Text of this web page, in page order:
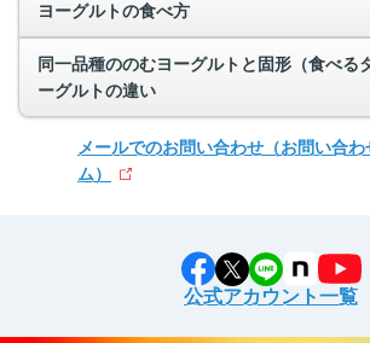
ヨーグルトの食べ方
同一品種ののむヨーグルトと固形（食べる
ーグルトの違い
メールでのお問い合わせ （お問い合
ム）
公式アカウント一覧